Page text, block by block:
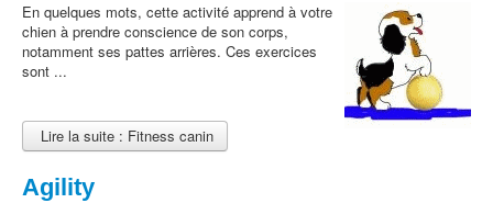
En quelques mots, cette activité apprend à votre
chien à prendre conscience de son corps,
notamment ses pattes arrières. Ces exercices
sont ...
Lire la suite : Fitness canin
Agility